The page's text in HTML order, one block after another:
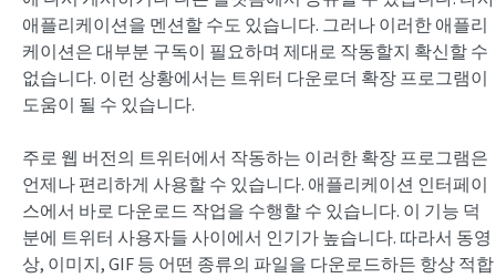
애플리케이션을 멘션할 수도 있습니다. 그러나 이러한 애플리
케이션은 대부분 구독이 필요하며 제대로 작동할지 확신할 수
없습니다. 이런 상황에서는 트위터 다운로더 확장 프로그램이
도움이 될 수 있습니다.
주로 웹 버전의 트위터에서 작동하는 이러한 확장 프로그램은
언제나 편리하게 사용할 수 있습니다. 애플리케이션 인터페이
스에서 바로 다운로드 작업을 수행할 수 있습니다. 이 기능 덕
분에 트위터 사용자들 사이에서 인기가 높습니다. 따라서 동영
상, 이미지, GIF 등 어떤 종류의 파일을 다운로드하든 항상 적합